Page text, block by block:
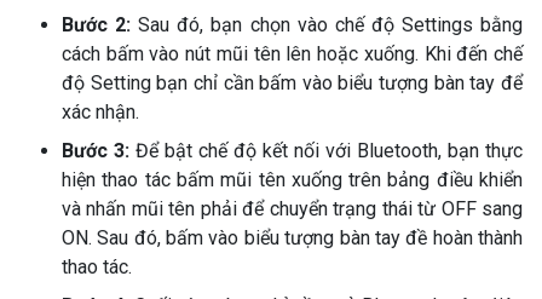
Bước 2: Sau đó, bạn chọn vào chế độ Settings bằng
cách bấm vào nút mũi tên lên hoặc xuống. Khi đến chế
độ Setting bạn chỉ cần bấm vào biểu tượng bàn tay để
xác nhận.
Bước 3: Để bật chế độ kết nối với Bluetooth, bạn thực
hiện thao tác bấm mũi tên xuống trên bảng điều khiển
và nhấn mũi tên phải để chuyển trạng thái từ OFF sang
ON. Sau đó, bấm vào biểu tượng bàn tay đề hoàn thành
thao tác.